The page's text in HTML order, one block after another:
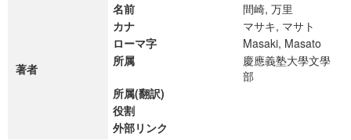
著者
名前
間崎, 万里
カナ
マサキ, マサト
ローマ字
Masaki, Masato
所属
慶應義塾大學文學
部
所属(翻訳)
役割
外部リンク